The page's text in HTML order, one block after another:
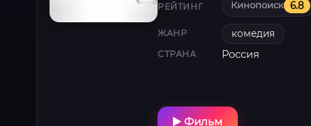
РЕЙТИНГ Кинопоиск 6.8
ЖАНР комедия
СТРАНА Россия
Фильм